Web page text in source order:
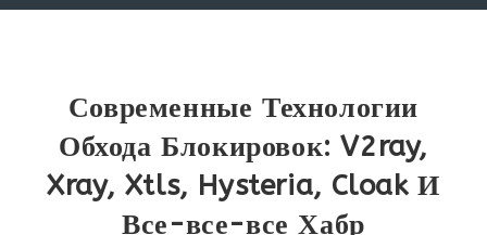
Современные Технологии
Обхода Блокировок: V2ray,
Xray, Xtls, Hysteria, Cloak И
Все-все-все Хабр